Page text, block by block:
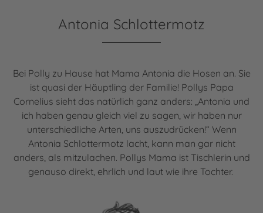
Antonia Schlottermotz
Bei Polly zu Hause hat Mama Antonia die Hosen an. Sie
ist quasi der Häuptling der Familie! Pollys Papa
Cornelius sieht das natürlich ganz anders: „Antonia und
ich haben genau gleich viel zu sagen, wir haben nur
unterschiedliche Arten, uns auszudrücken!“ Wenn
Antonia Schlottermotz lacht, kann man gar nicht
anders, als mitzulachen. Pollys Mama ist Tischlerin und
genauso direkt, ehrlich und laut wie ihre Tochter.